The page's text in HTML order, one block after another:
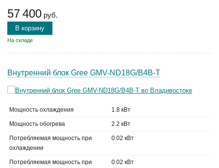
57 400 руб.
В корзину
На складе
Внутренний блок Gree GMV-ND18G/B4B-T
Мощность охлаждения 1.8 кВт
Мощность обогрева 2.2 кВт
Потребляемая мощность при
охлаждении
0.02 кВт
Потребляемая мощность при
0.02 кВт